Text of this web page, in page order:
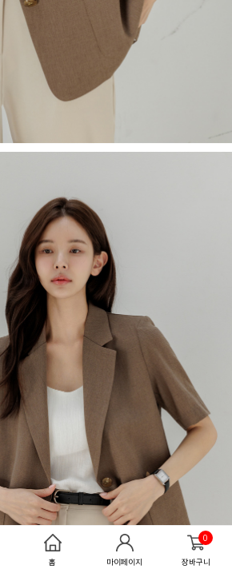
홈 마이페이지
0
장바구니